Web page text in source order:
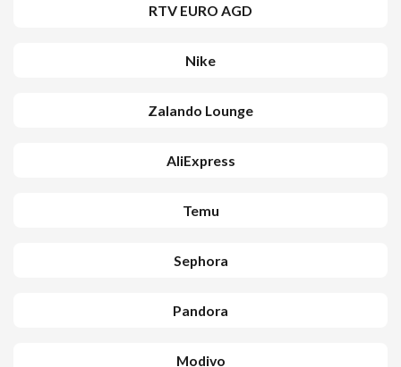
RTV EURO AGD
Nike
Zalando Lounge
AliExpress
Temu
Sephora
Pandora
Modivo